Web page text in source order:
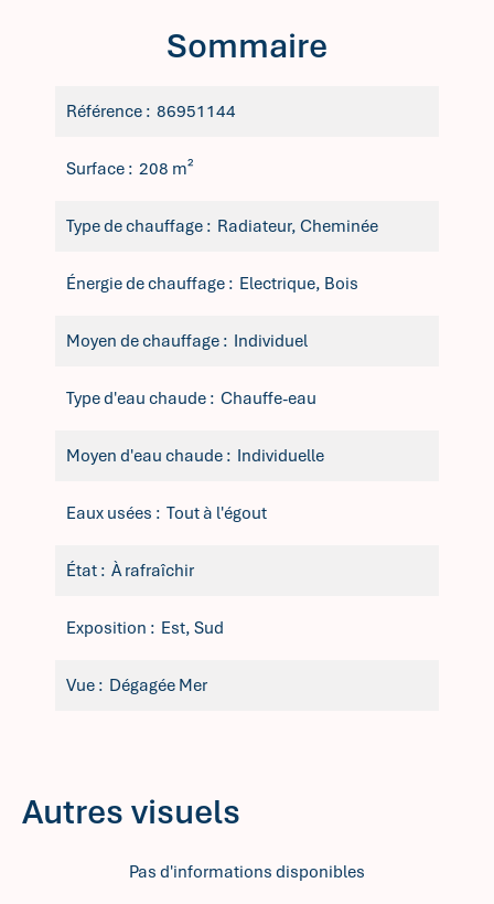
Sommaire
Référence 86951144
Surface 208 m²
Type de chauffage Radiateur, Cheminée
Énergie de chauffage Electrique, Bois
Moyen de chauffage Individuel
Type d'eau chaude Chauffe-eau
Moyen d'eau chaude Individuelle
Eaux usées Tout à l'égout
État À rafraîchir
Exposition Est, Sud
Vue Dégagée Mer
Autres visuels
Pas d'informations disponibles